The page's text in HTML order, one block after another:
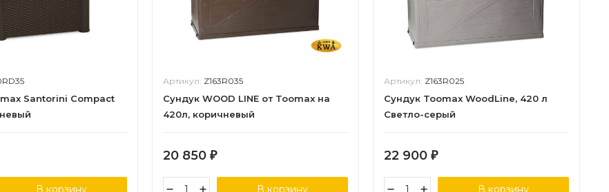
Santorini Compact
В корзину
Артикул: Z163R035
Сундук WOOD LINE от Toomax на
420л, коричневый
20 850 ₽
В корзину
Артикул: Z163R025
Сундук Toomax WoodLine, 420 л
Светло-серый
22 900 ₽
В корзину